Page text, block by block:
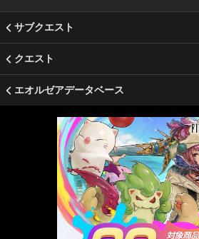
サブクエスト
クエスト
エオルゼアデータベース